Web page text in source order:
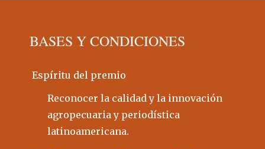
BASES Y CONDICIONES
Espíritu del premio
Reconocer la calidad y la innovación
agropecuaria y periodística
latinoamericana.